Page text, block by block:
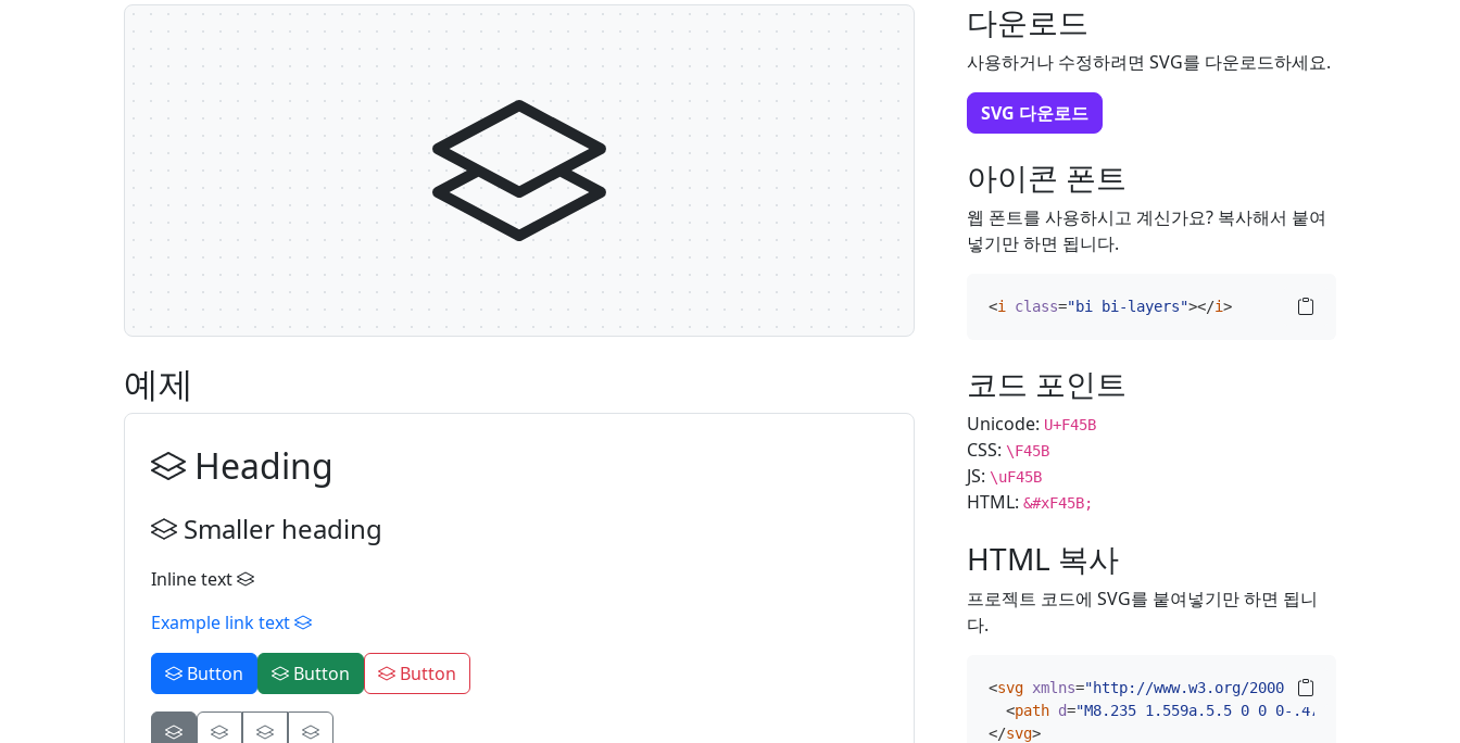
예제
Heading
Smaller heading
Inline text
Example link text
Button Button Button
다운로드
사용하거나 수정하려면 SVG를 다운로드하세요.
SVG 다운로드
아이콘 폰트
웹 폰트를 사용하시고 계신가요? 복사해서 붙여
넣기만 하면 됩니다.
<i class="bi bi-layers"></i>
코드 포인트
Unicode: U+F45B
CSS: \F45B
JS: \uF45B
HTML: &#xF45B;
HTML 복사
프로젝트 코드에 SVG를 붙여넣기만 하면 됩니
다.
<svg xmlns="http://www.w3.org/2000/svg"
<path d="M8.235 1.559a.5.5 0 0 0-.47 0l-7.5 4a.5.5
</svg>